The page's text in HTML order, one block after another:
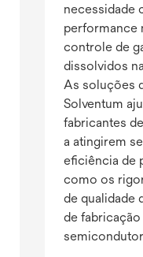
necessidade
performance
controle de
dissolvidos
As soluções
Solventum
fabricantes
a atingirem
eficiência de
como os
de qualidade
de